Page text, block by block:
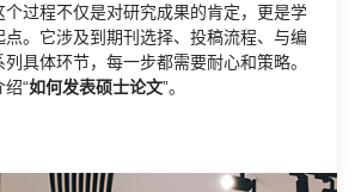
过程不仅是对研究成果的肯定，更是学
点。它涉及到期刊选择、投稿流程、与编
具体环节，每一步都需要耐心和策略。
“如何发表硕士论文”。